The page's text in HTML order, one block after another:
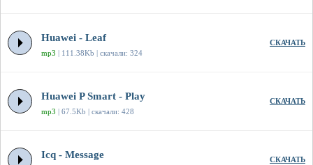
Huawei - Leaf
mp3 | 111.38Kb | скачали: 324
СКАЧАТЬ
Huawei P Smart - Play
mp3 | 67.5Kb | скачали: 428
СКАЧАТЬ
Icq - Message СКАЧАТЬ